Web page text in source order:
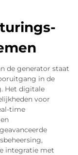
de generator staat
in de
Het digitale
voor
time
integratie met